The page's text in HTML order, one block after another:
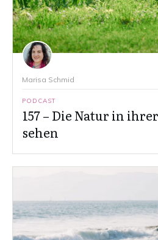
Marisa Schmid
PODCAST
157 – Die Natur in
sehen